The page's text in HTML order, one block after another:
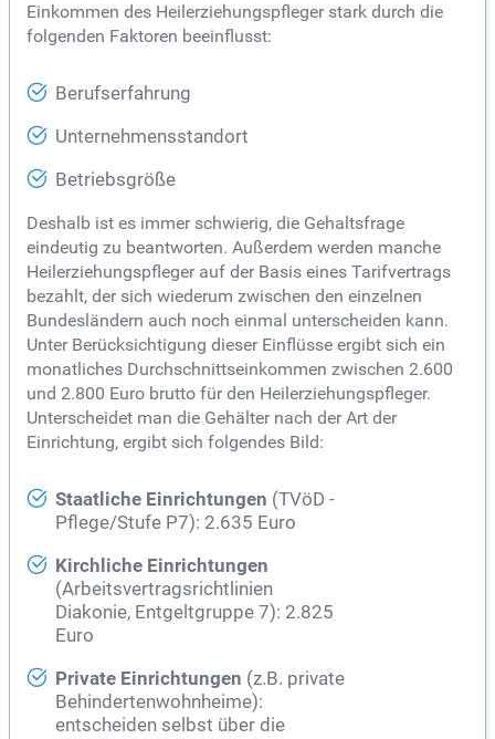
Einkommen des Heilerziehungspfleger stark durch die
folgenden Faktoren beeinflusst:
Berufserfahrung
Unternehmensstandort
Betriebsgröße
Deshalb ist es immer schwierig, die Gehaltsfrage
eindeutig zu beantworten. Außerdem werden manche
Heilerziehungspfleger auf der Basis eines Tarifvertrags
bezahlt, der sich wiederum zwischen den einzelnen
Bundesländern auch noch einmal unterscheiden kann.
Unter Berücksichtigung dieser Einflüsse ergibt sich ein
monatliches Durchschnittseinkommen zwischen 2.600
und 2.800 Euro brutto für den Heilerziehungspfleger.
Unterscheidet man die Gehälter nach der Art der
Einrichtung, ergibt sich folgendes Bild:
Staatliche Einrichtungen (TVöD -
Pflege/Stufe P7): 2.635 Euro
Kirchliche Einrichtungen
(Arbeitsvertragsrichtlinien
Diakonie, Entgeltgruppe 7): 2.825
Euro
Private Einrichtungen (z.B. private
Behindertenwohnheime):
entscheiden selbst über die